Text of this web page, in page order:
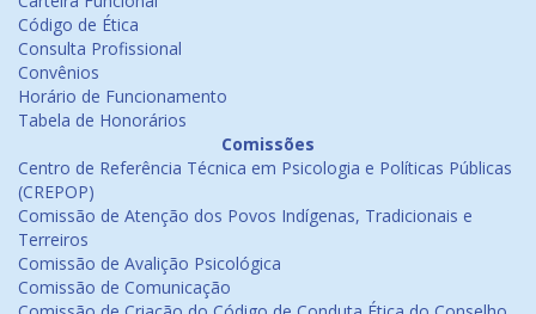
Código de Ética
Consulta Profissional
Convênios
Horário de Funcionamento
Tabela de Honorários
Comissões
Centro de Referência Técnica em Psicologia e Políticas Públicas
(CREPOP)
Comissão de Atenção dos Povos Indígenas, Tradicionais e
Terreiros
Comissão de Avalição Psicológica
Comissão de Comunicação